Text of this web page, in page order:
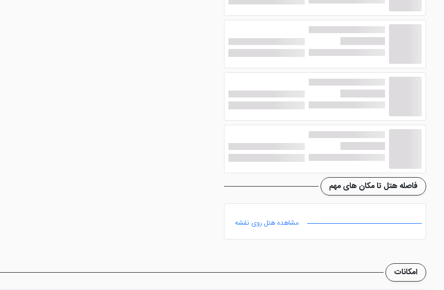
خودرو)، سد آویدر(48 دقیقه)، پارک جنگلی سی سنگان، دریاچه خضر نبی، روستای کندلوس و ... هم در دسترس هتل باشند.
فاصله هتل تا مکان های مهم
مشاهده هتل روی نقشه
امکانات